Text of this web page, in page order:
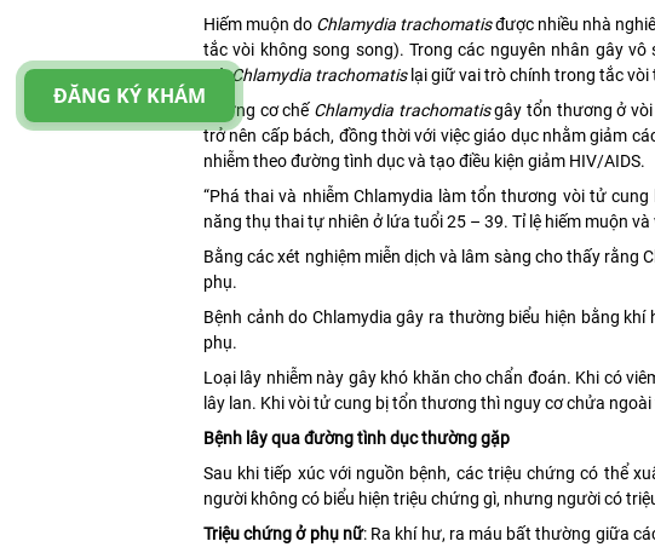
Hiếm muộn do Chlamydia trachomatisđược nhiều nhà
tắc vòi không song song). Trong các nguyên nhân gây
màChlamydia trachomatislại giữ vai trò chính trong tắc vòi
Nhưng cơ chế Chlamydia trachomatisgây tổn thương ở
trở nên cấp bách, đồng thời với việc giáo dục nhằm giảm
nhiễm theo đường tình dục và tạo điều kiện giảm HIV/AIDS.
“Phá thai và nhiễm Chlamydia làm tổn thương vòi tử
năng thụ thai tự nhiên ở lứa tuổi 25 – 39. Tỉ lệ hiếm muộn
Bằng các xét nghiệm miễn dịch và lâm sàng cho thấy rằng
phụ.
Bệnh cảnh do Chlamydia gây ra thường biểu hiện bằng
phụ.
Loại lây nhiễm này gây khó khăn cho chẩn đoán. Khi có
lây lan. Khi vòi tử cung bị tổn thương thì nguy cơ chửa
Bệnh lây qua đường tình dục thường gặp
Sau khi tiếp xúc với nguồn bệnh, các triệu chứng có thể
người không có biểu hiện triệu chứng gì, nhưng người có
Triệu chứng ở phụ nữ: Ra khí hư, ra máu bất thường giữa
ĐĂNG KÝ KHÁM